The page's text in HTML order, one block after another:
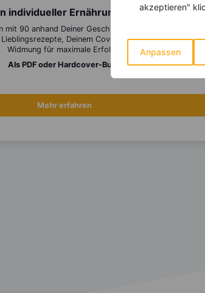
akzeptieren"
Anpassen
individueller Ernährungsplan
mit 90 anhand Deiner Geschmacksangaben
Deinem Cover und persönlicher
Widmung für maximale Erfolge.
Als PDF oder Hardcover-Buch
Mehr erfahren